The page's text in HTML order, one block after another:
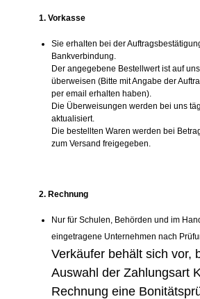
1. Vorkasse
Sie erhalten bei der
Bankverbindung.
Der angegebene Bestellwert ist auf
überweisen (Bitte mit Angabe der
per email erhalten haben).
Die Überweisungen werden bei uns
aktualisiert.
Die bestellten Waren werden bei
zum Versand freigegeben.
2. Rechnung
Nur für Schulen, Behörden und im
eingetragene Unternehmen nach
Verkäufer behält sich vor,
Auswahl der Zahlungsart
Rechnung eine